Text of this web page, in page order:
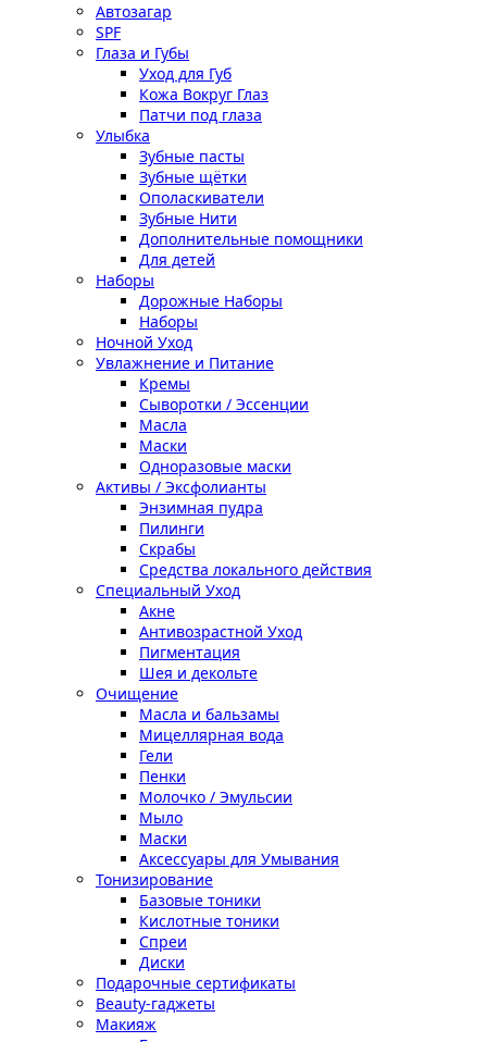
Автозагар
SPF
Глаза и Губы
Уход для Губ
Кожа Вокруг Глаз
Патчи под глаза
Улыбка
Зубные пасты
Зубные щётки
Ополаскиватели
Зубные Нити
Дополнительные помощники
Для детей
Наборы
Дорожные Наборы
Наборы
Ночной Уход
Увлажнение и Питание
Кремы
Сыворотки / Эссенции
Масла
Маски
Одноразовые маски
Активы / Эксфолианты
Энзимная пудра
Пилинги
Скрабы
Средства локального действия
Специальный Уход
Акне
Антивозрастной Уход
Пигментация
Шея и декольте
Очищение
Масла и бальзамы
Мицеллярная вода
Гели
Пенки
Молочко / Эмульсии
Мыло
Маски
Аксессуары для Умывания
Тонизирование
Базовые тоники
Кислотные тоники
Спреи
Диски
Подарочные сертификаты
Beauty-гаджеты
Макияж